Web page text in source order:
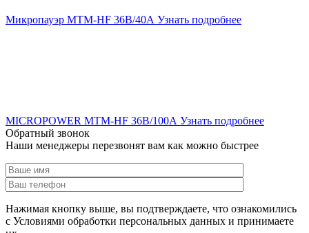
Микропауэр MTM-HF 36В/40А Узнать подробнее
MICROPOWER MTM-HF 36В/100А Узнать подробнее
Обратный звонок
Наши менеджеры перезвонят вам как можно быстрее
Нажимая кнопку выше, вы подтверждаете, что ознакомились
с Условиями обработки персональных данных и принимаете